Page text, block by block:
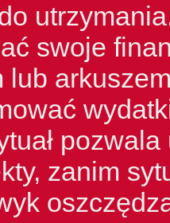
swoje
lub
zanim